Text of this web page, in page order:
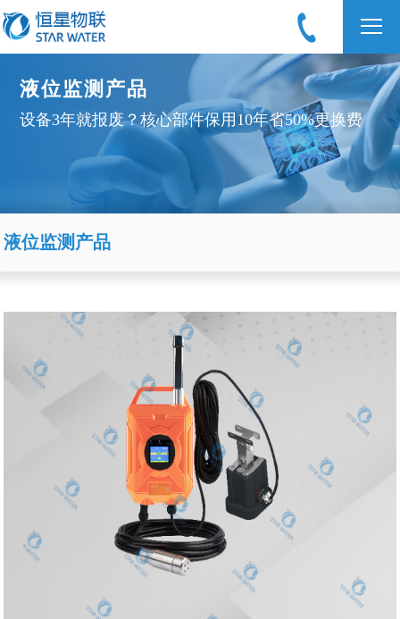
液位监测产品
设备3年就报废？核心部件保用10年省50%更换费
液位监测产品